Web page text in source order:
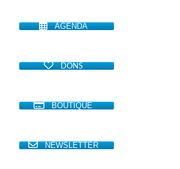
AGENDA
DONS
BOUTIQUE
NEWSLETTER